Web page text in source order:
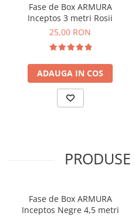
Fase de Box ARMURA
Inceptos 3 metri Rosii
25,00 RON
ADAUGA IN COS
Fase de Box ARMURA
Inceptos Negre 4,5 metri